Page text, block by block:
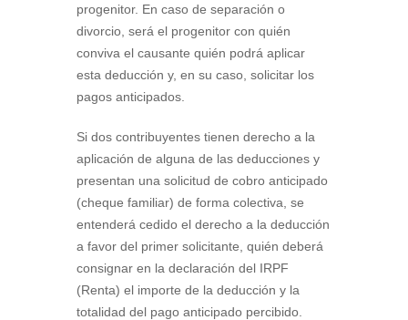
progenitor. En caso de separación o
divorcio, será el progenitor con quién
conviva el causante quién podrá aplicar
esta deducción y, en su caso, solicitar los
pagos anticipados.
Si dos contribuyentes tienen derecho a la
aplicación de alguna de las deducciones y
presentan una solicitud de cobro anticipado
(cheque familiar) de forma colectiva, se
entenderá cedido el derecho a la deducción
a favor del primer solicitante, quién deberá
consignar en la declaración del IRPF
(Renta) el importe de la deducción y la
totalidad del pago anticipado percibido.